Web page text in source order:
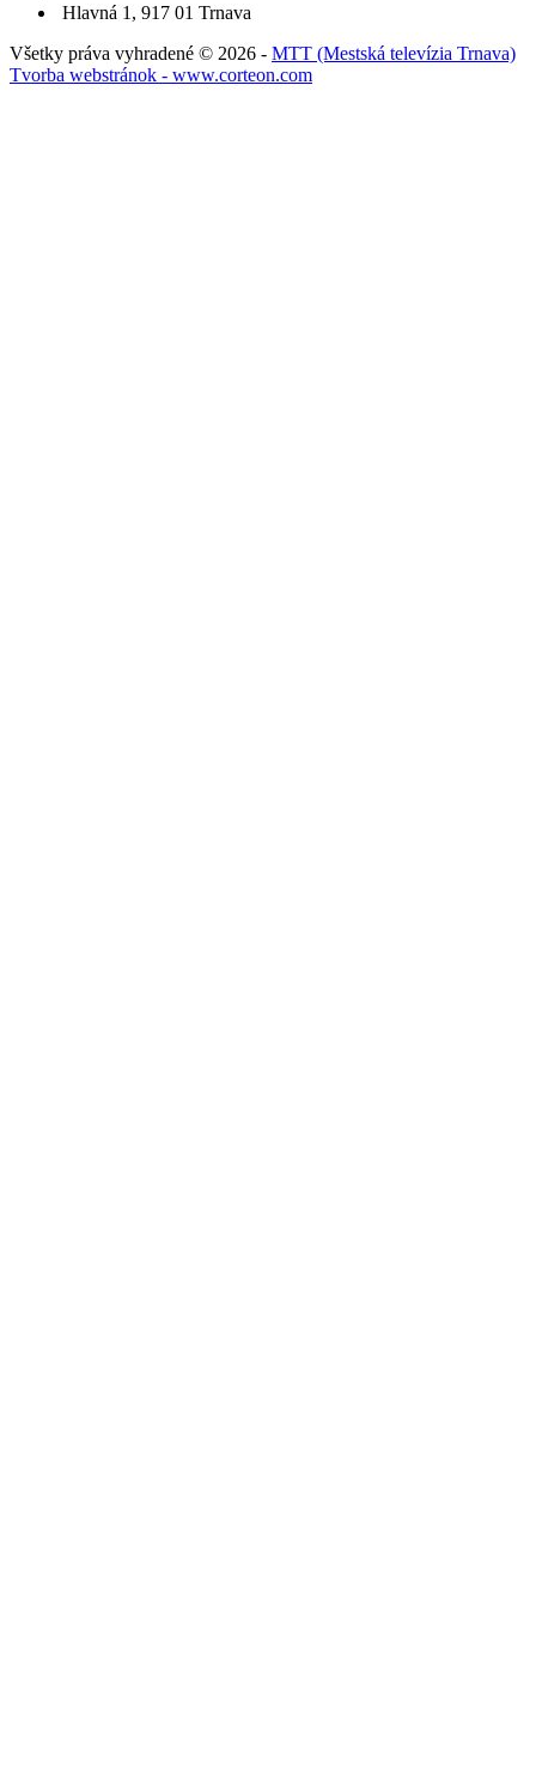
Hlavná 1, 917 01 Trnava
Všetky práva vyhradené © 2026 - MTT (Mestská televízia Trnava)
Tvorba webstránok - www.corteon.com